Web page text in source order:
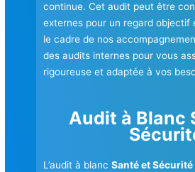
continue. Cet audit peut être
externes pour un regard objectif
le cadre de nos
des audits internes pour vous
rigoureuse et adaptée à vos
Audit à Blanc
L’audit à blancSanté et Sécurité